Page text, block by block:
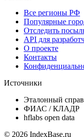
Все регионы РФ
Популярные
Отследить
API для
О проекте
Контакты
Источники
Эталонный
ФИАС / КЛАДР
hflabs open data
© 2026 IndexBase.ru